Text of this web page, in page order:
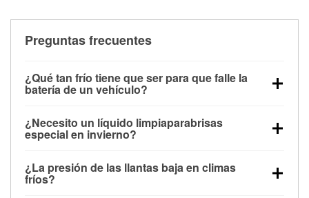
Preguntas frecuentes
¿Qué tan frío tiene que ser para que falle la
batería de un vehículo?
debajo de los 32 °F y puede perder hasta la mitad de
su potencia de arranque cerca de los 0 °F, lo que
arranque.
¿Necesito un líquido limpiaparabrisas
especial en invierno?
la congelación y ayuda a disolver la sal y la nieve
derretida en la carretera para mejorar la visibilidad.
¿La presión de las llantas baja en climas
fríos?